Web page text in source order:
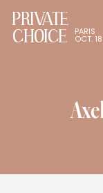
PRIVATE
CHOICE
PARIS
OCT.